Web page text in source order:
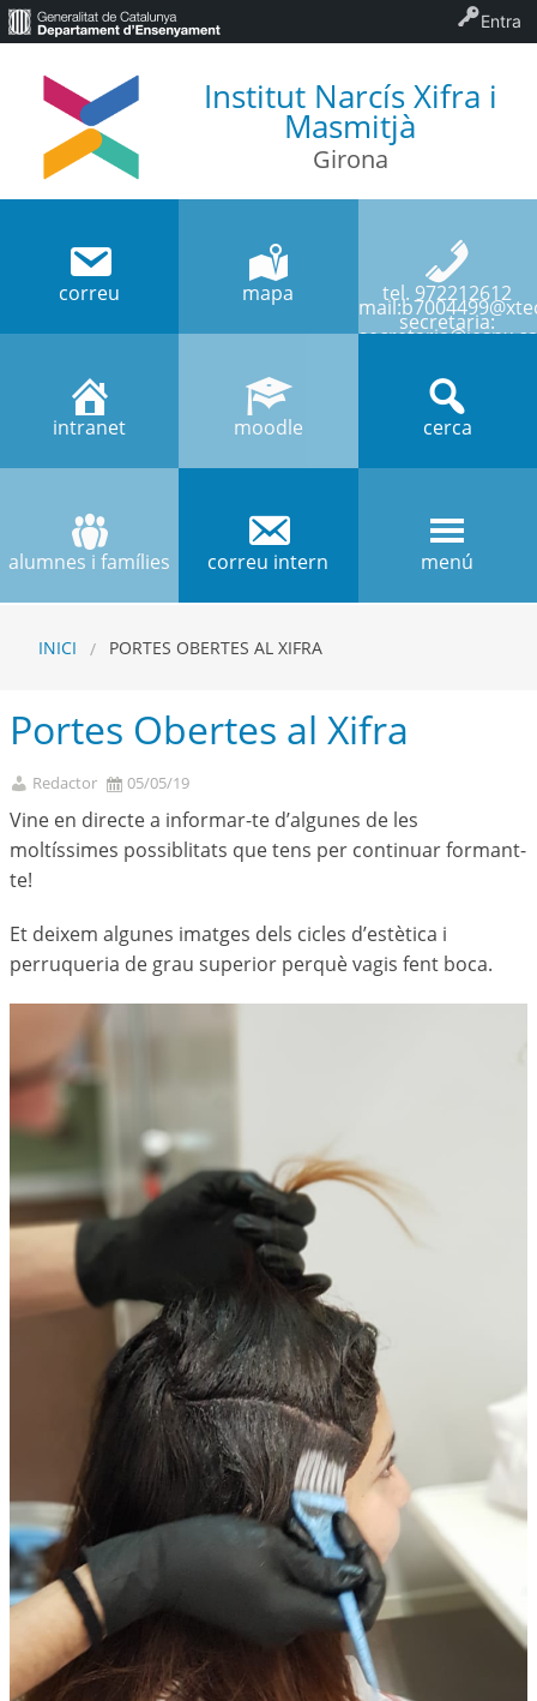
Institut Narcís Xifra i
Masmitjà
Girona
correu mapa tel. 972212612
secretaria:
intranet moodle cerca
alumnes i famílies correu intern menú
INICI PORTES OBERTES AL XIFRA
Portes Obertes al Xifra
Redactor 05/05/19
Vine en directe a informar-te d’algunes de les
moltíssimes possiblitats que tens per continuar formant-
te!
Et deixem algunes imatges dels cicles d’estètica i
perruqueria de grau superior perquè vagis fent boca.
Entra